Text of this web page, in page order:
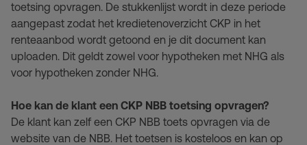
toetsing opvragen. De stukkenlijst wordt in deze periode
aangepast zodat het kredietenoverzicht CKP in het
renteaanbod wordt getoond en je dit document kan
uploaden. Dit geldt zowel voor hypotheken met NHG als
voor hypotheken zonder NHG.
Hoe kan de klant een CKP NBB toetsing opvragen?
De klant kan zelf een CKP NBB toets opvragen via de
website van de NBB. Het toetsen is kosteloos en kan op